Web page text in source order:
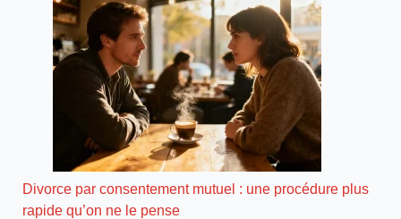
Divorce par consentement mutuel : une procédure plus
rapide qu’on ne le pense